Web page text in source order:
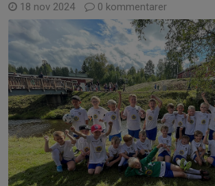
18 nov 2024 0 kommentarer